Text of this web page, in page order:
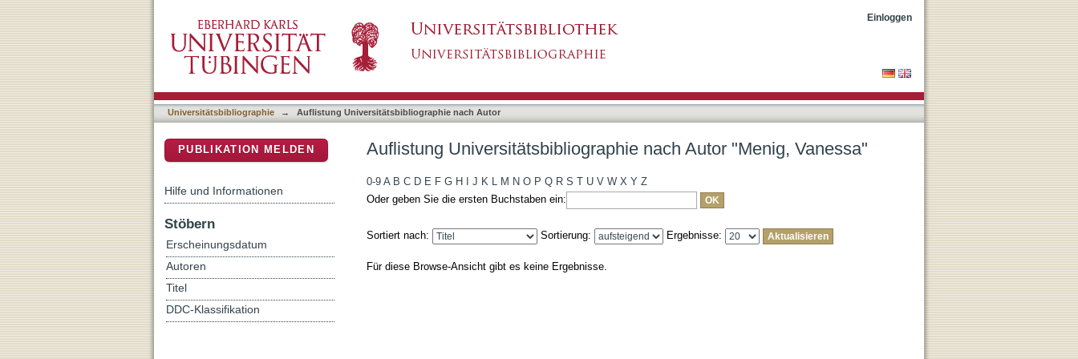
Einloggen
Universitätsbibliographie → Auflistung Universitätsbibliographie nach Autor
Auflistung Universitätsbibliographie nach Autor "Menig, Vanessa"
0-9 A B C D E F G H J K L M N O P Q R S T U V W X Y Z
Oder geben Sie die ersten Buchstaben ein:
Sortiert nach: Sortierung: Ergebnisse:
Für diese Browse-Ansicht gibt es keine Ergebnisse.
PUBLIKATION MELDEN
Hilfe und Informationen
Stöbern
Erscheinungsdatum
Autoren
Titel
DDC-Klassifikation